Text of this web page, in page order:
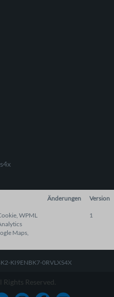
Änderungen Version
WPML
Maps
1
KI9ENBK7-0RVLXS4X
Reserved.